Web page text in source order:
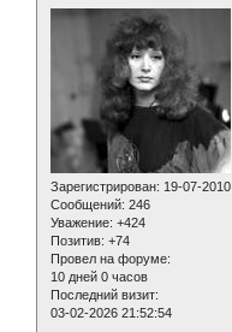
Зарегистрирован: 19-07-2010
Сообщений: 246
Уважение: +424
Позитив: +74
Провел на форуме:
10 дней 0 часов
Последний визит:
03-02-2026 21:52:54